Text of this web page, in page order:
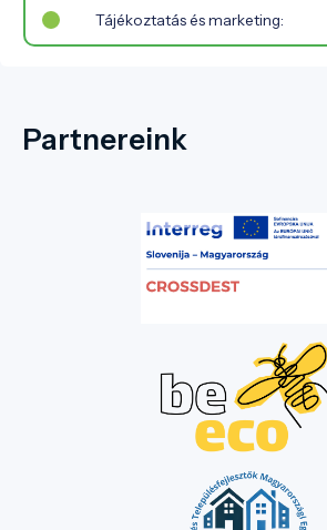
Tájékoztatás és marketing:
Partnereink